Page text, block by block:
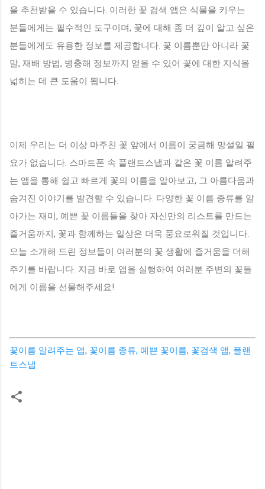
을 추천받을 수 있습니다. 이러한 꽃 검색 앱은 식물을 키우는
분들에게는 필수적인 도구이며, 꽃에 대해 좀 더 깊이 알고 싶은
분들에게도 유용한 정보를 제공합니다. 꽃 이름뿐만 아니라 꽃
말, 재배 방법, 병충해 정보까지 얻을 수 있어 꽃에 대한 지식을
넓히는 데 큰 도움이 됩니다.
이제 우리는 더 이상 마주친 꽃 앞에서 이름이 궁금해 망설일 필
요가 없습니다. 스마트폰 속 플랜트스냅과 같은 꽃 이름 알려주
는 앱을 통해 쉽고 빠르게 꽃의 이름을 알아보고, 그 아름다움과
숨겨진 이야기를 발견할 수 있습니다. 다양한 꽃 이름 종류를 알
아가는 재미, 예쁜 꽃 이름들을 찾아 자신만의 리스트를 만드는
즐거움까지, 꽃과 함께하는 일상은 더욱 풍요로워질 것입니다.
오늘 소개해 드린 정보들이 여러분의 꽃 생활에 즐거움을 더해
주기를 바랍니다. 지금 바로 앱을 실행하여 여러분 주변의 꽃들
에게 이름을 선물해주세요!
꽃이름 알려주는 앱, 꽃이름 종류, 예쁜 꽃이름, 꽃검색 앱, 플랜
트스냅